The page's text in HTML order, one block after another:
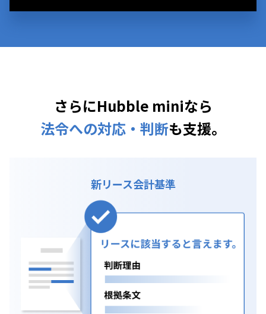
さらにHubble miniなら
法令への対応・判断も支援。
新リース会計基準